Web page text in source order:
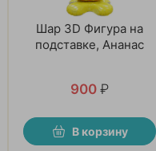
Шар 3D Фигура на
подставке, Ананас
900 ₽
В корзину